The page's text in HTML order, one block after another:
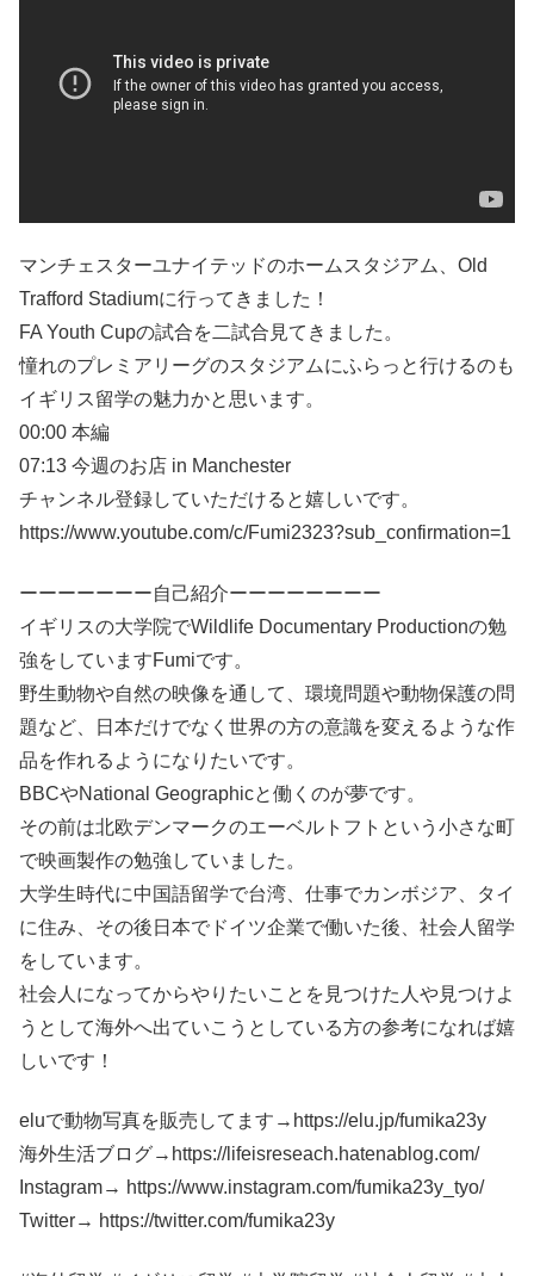
マンチェスターユナイテッドのホームスタジアム、Old
Trafford Stadiumに行ってきました！
FA Youth Cupの試合を二試合見てきました。
憧れのプレミアリーグのスタジアムにふらっと行けるのも
イギリス留学の魅力かと思います。
00:00 本編
07:13 今週のお店 in Manchester
チャンネル登録していただけると嬉しいです。
https://www.youtube.com/c/Fumi2323?sub_confirmation=1
ーーーーーーー自己紹介ーーーーーーーー
イギリスの大学院でWildlife Documentary Productionの勉
強をしていますFumiです。
野生動物や自然の映像を通して、環境問題や動物保護の問
題など、日本だけでなく世界の方の意識を変えるような作
品を作れるようになりたいです。
BBCやNational Geographicと働くのが夢です。
その前は北欧デンマークのエーベルトフトという小さな町
で映画製作の勉強していました。
大学生時代に中国語留学で台湾、仕事でカンボジア、タイ
に住み、その後日本でドイツ企業で働いた後、社会人留学
をしています。
社会人になってからやりたいことを見つけた人や見つけよ
うとして海外へ出ていこうとしている方の参考になれば嬉
しいです！
eluで動物写真を販売してます→https://elu.jp/fumika23y
海外生活ブログ→https://lifeisreseach.hatenablog.com/​​
Instagram→ https://www.instagram.com/fumika23y_tyo/
Twitter→ https://twitter.com/fumika23y​​​​